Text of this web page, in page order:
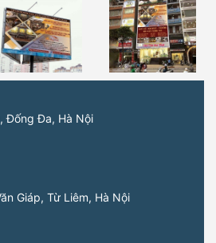
Đống Đa, Hà Nội
Giáp, Từ Liêm, Hà Nội